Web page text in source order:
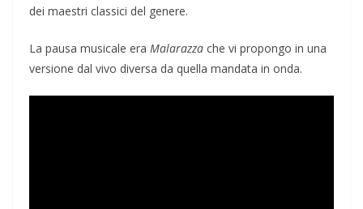
dei maestri classici del genere.
La pausa musicale era Malarazza che vi propongo in una
versione dal vivo diversa da quella mandata in onda.